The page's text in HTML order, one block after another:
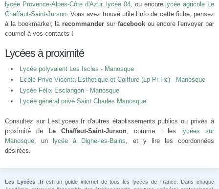
lycée Provence-Alpes-Côte d'Azur, lycée 04, ou encore lycée agricole Le
Chaffaut-Saint-Jurson. Vous avez trouvé utile l'info de cette fiche, pensez
à la bookmarker, la recommander sur facebookou encore l'envoyer par
courriel à vos contacts !
Lycées à proximité
Lycée polyvalent Les Iscles - Manosque
Ecole Prive Vicenta Esthetique et Coiffure (Lp Pr Hc) - Manosque
Lycée Félix Esclangon - Manosque
Lycée général privé Saint Charles Manosque
Consultez sur LesLycees.fr d'autres établissements publics ou privés à
proximité de
Le Chaffaut-Saint-Jurson, comme : les
lycées sur
Manosque, un lycée à Digne-les-Bains, et y lire les coordonnées
désirées.
Les Lycées .frest un guide internet de tous les lycées de France. Dans chaque